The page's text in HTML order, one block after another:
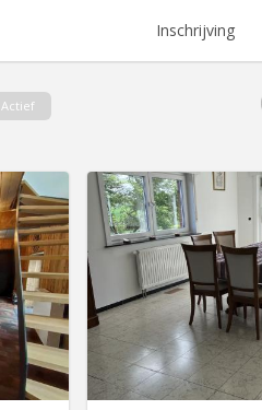
Inschrijving
Actief
1961
du
Wavre
grands
de
super
grande
Luxe gedeeld
in Vieusart • 200
uitgeruste ruimte
zuiden + terras • 3
van 18 m² •
van
kamers beschikbaar